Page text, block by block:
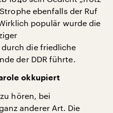
ebenfalls der Ruf
populär wurde die
die friedliche
der DDR führte.
okkupiert
hören, bei
anderer Art. Die